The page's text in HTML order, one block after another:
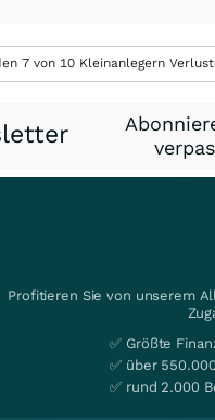
7 von 10 Kleinanlegern
Profitieren Sie von unserem
✅ Größte
✅ über
✅ rund 2.000